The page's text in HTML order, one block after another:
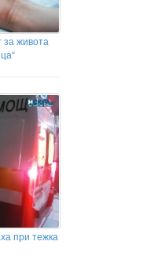
за живота
при тежка